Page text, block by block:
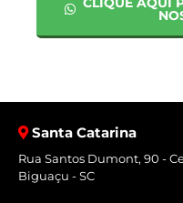
Santa Catarina
Rua Santos Dumont, 90 -
Biguaçu - SC